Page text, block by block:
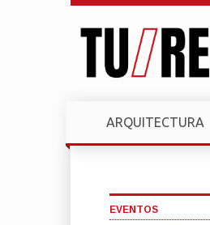
ARQUITECTURA
EVENTOS